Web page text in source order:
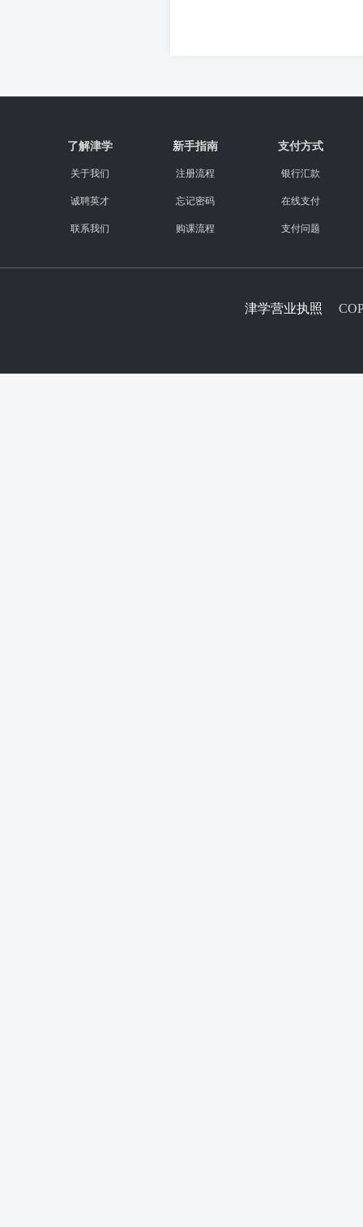
了解津学
关于我们
诚聘英才
联系我们
新手指南
注册流程
忘记密码
购课流程
支付方式
银行汇款
在线支付
支付问题
津学营业执照